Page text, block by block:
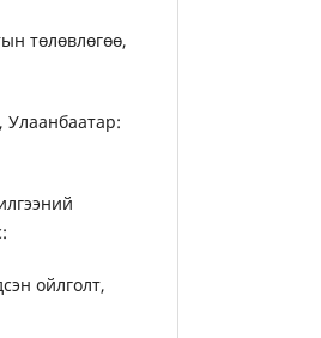
төлөвлөгөө,
ойлголт,